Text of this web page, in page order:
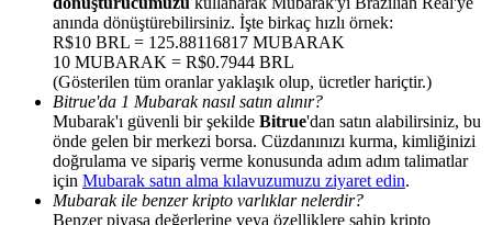
BTC Welcome Rewards
anında dönüştürebilirsiniz. İşte birkaç hızlı örnek:
R$10 BRL = 125.88116817 MUBARAK
10 MUBARAK = R$0.7944 BRL
(Gösterilen tüm oranlar yaklaşık olup, ücretler hariçtir.)
Bitrue'da 1 Mubarak nasıl satın alınır?
Mubarak'ı güvenli bir şekilde Bitrue'dan satın alabilirsiniz, bu
önde gelen bir merkezi borsa. Cüzdanınızı kurma, kimliğinizi
doğrulama ve sipariş verme konusunda adım adım talimatlar
için Mubarak satın alma kılavuzumuzu ziyaret edin.
Mubarak ile benzer kripto varlıklar nelerdir?
Benzer piyasa değerlerine veya özelliklere sahip kripto